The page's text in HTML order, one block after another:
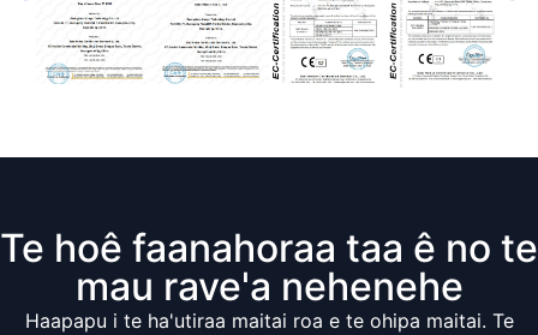
Te hoê faanahoraa taa ê no te
mau rave'a nehenehe
Haapapu i te ha'utiraa maitai roa e te ohipa maitai. Te